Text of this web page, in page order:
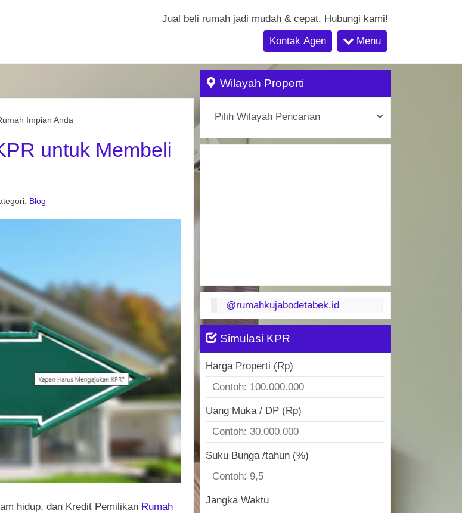
Jual beli rumah jadi mudah & cepat. Hubungi kami!
Kontak Agen
Menu
Impian Anda
untuk Membeli
Blog
hidup, dan Kredit Pemilikan Rumah
Wilayah Properti
@rumahkujabodetabek.id
Simulasi KPR
Harga Properti (Rp)
Uang Muka / DP (Rp)
Suku Bunga /tahun (%)
Jangka Waktu